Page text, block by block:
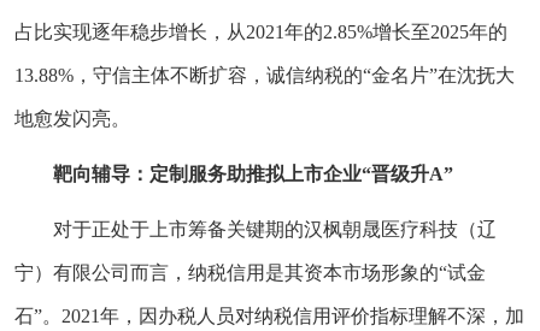
占比实现逐年稳步增长，从2021年的2.85%增长至2025年的
13.88%，守信主体不断扩容，诚信纳税的“金名片”在沈抚大
地愈发闪亮。
靶向辅导：定制服务助推拟上市企业“晋级升A”
对于正处于上市筹备关键期的汉枫朝晟医疗科技（辽
宁）有限公司而言，纳税信用是其资本市场形象的“试金
石”。2021年，因办税人员对纳税信用评价指标理解不深，加